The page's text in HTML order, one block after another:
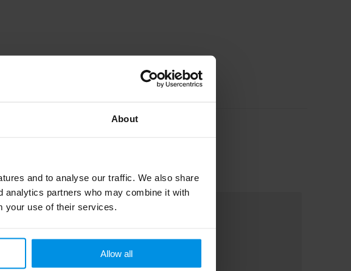
About
and to analyse our traffic. We also share
analytics partners who may combine it with
your use of their services.
Allow all